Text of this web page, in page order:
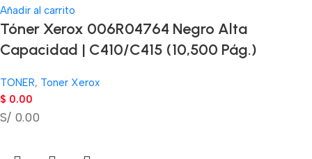
Añadir al carrito
Tóner Xerox 006R04764 Negro Alta
Capacidad | C410/C415 (10,500 Pág.)
TONER, Toner Xerox
$ 0.00
S/ 0.00